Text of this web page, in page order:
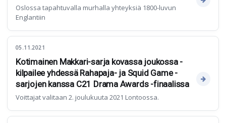
Oslossa tapahtuvalla murhalla yhteyksiä 1800-luvun
Englantiin
05.11.2021
Kotimainen Makkari-sarja kovassa joukossa -
kilpailee yhdessä Rahapaja- ja Squid Game -
sarjojen kanssa C21 Drama Awards -finaalissa
Voittajat valitaan 2. joulukuuta 2021 Lontoossa.